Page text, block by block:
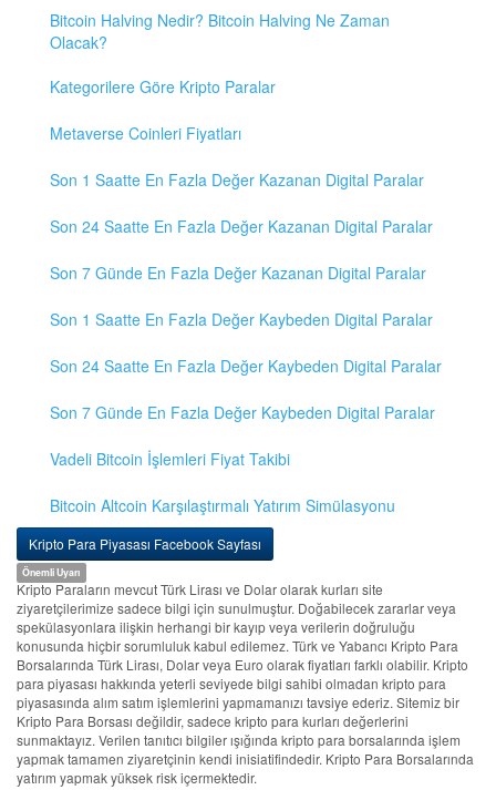
Bitcoin Halving Nedir? Bitcoin Halving Ne Zaman
Olacak?
Kategorilere Göre Kripto Paralar
Metaverse Coinleri Fiyatları
Son 1 Saatte En Fazla Değer Kazanan Digital Paralar
Son 24 Saatte En Fazla Değer Kazanan Digital Paralar
Son 7 Günde En Fazla Değer Kazanan Digital Paralar
Son 1 Saatte En Fazla Değer Kaybeden Digital Paralar
Son 24 Saatte En Fazla Değer Kaybeden Digital Paralar
Son 7 Günde En Fazla Değer Kaybeden Digital Paralar
Vadeli Bitcoin İşlemleri Fiyat Takibi
Bitcoin Altcoin Karşılaştırmalı Yatırım Simülasyonu
Kripto Para Piyasası Facebook Sayfası
Önemli Uyarı
Kripto Paraların mevcut Türk Lirası ve Dolar olarak kurları site
ziyaretçilerimize sadece bilgi için sunulmuştur. Doğabilecek zararlar veya
spekülasyonlara ilişkin herhangi bir kayıp veya verilerin doğruluğu
konusunda hiçbir sorumluluk kabul edilemez. Türk ve Yabancı Kripto Para
Borsalarında Türk Lirası, Dolar veya Euro olarak fiyatları farklı olabilir. Kripto
para piyasası hakkında yeterli seviyede bilgi sahibi olmadan kripto para
piyasasında alım satım işlemlerini yapmamanızı tavsiye ederiz. Sitemiz bir
Kripto Para Borsası değildir, sadece kripto para kurları değerlerini
sunmaktayız. Verilen tanıtıcı bilgiler ışığında kripto para borsalarında işlem
yapmak tamamen ziyaretçinin kendi inisiatifindedir. Kripto Para Borsalarında
yatırım yapmak yüksek risk içermektedir.